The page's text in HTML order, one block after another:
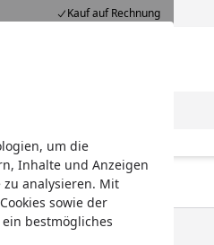
um die
Inhalte und Anzeigen
analysieren. Mit
sowie der
bestmögliches
Kauf auf Rechnung